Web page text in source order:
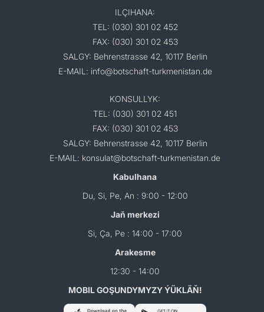
ILÇIHANA:
TEL: (030) 301 02 452
FAX: (030) 301 02 453
SALGY: Behrenstrasse 42, 10117 Berlin
E-MAIL: info@botschaft-turkmenistan.de
KONSULLYK:
TEL: (030) 301 02 451
FAX: (030) 301 02 453
SALGY: Behrenstrasse 42, 10117 Berlin
E-MAIL: konsulat@botschaft-turkmenistan.de
Kabulhana
Du, Si, Pe, An : 9:00 - 12:00
Jaň merkezi
Si, Ça, Pe : 14:00 - 17:00
Arakesme
12:30 - 14:00
MOBIL GOŞUNDYMYZY ÝÜKLÄŇ!